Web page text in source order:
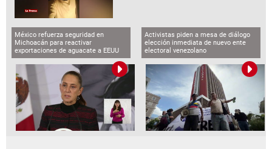
México refuerza seguridad en
Michoacán para reactivar
exportaciones de aguacate a EEUU
Activistas piden a mesa de diálogo
elección inmediata de nuevo ente
electoral venezolano